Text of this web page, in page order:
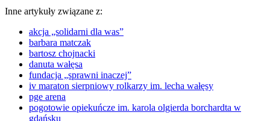
Inne artykuły związane z:
akcja „solidarni dla was”
barbara matczak
bartosz chojnacki
danuta wałęsa
fundacja „sprawni inaczej”
iv maraton sierpniowy rolkarzy im. lecha wałęsy
pge arena
pogotowie opiekuńcze im. karola olgierda borchardta w
gdańsku